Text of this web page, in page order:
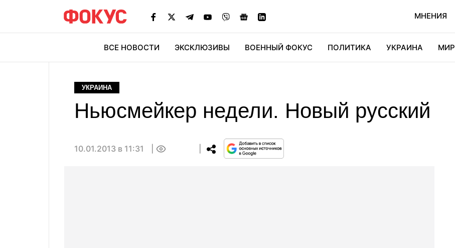
МНЕНИЯ
ВСЕ НОВОСТИ ЭКСКЛЮЗИВЫ ВОЕННЫЙ ФОКУС ПОЛИТИКА УКРАИНА МИР
УКРАИНА
Ньюсмейкер недели. Новый русский
10.01.2013 в 11:31